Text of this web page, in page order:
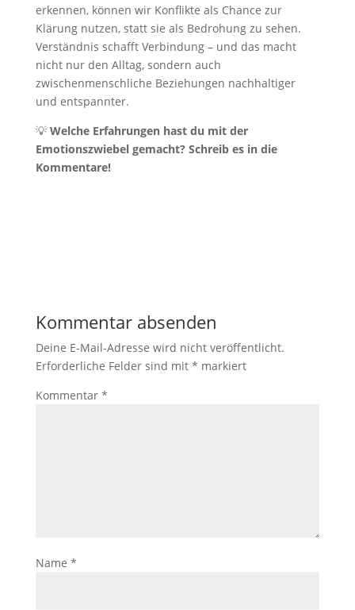
erkennen, können wir Konflikte als Chance zur
Klärung nutzen, statt sie als Bedrohung zu sehen.
Verständnis schafft Verbindung – und das macht
nicht nur den Alltag, sondern auch
zwischenmenschliche Beziehungen nachhaltiger
und entspannter.
💡 Welche Erfahrungen hast du mit der
Emotionszwiebel gemacht? Schreib es in die
Kommentare!
Kommentar absenden
Deine E-Mail-Adresse wird nicht veröffentlicht.
Erforderliche Felder sind mit * markiert
Kommentar *
Name *